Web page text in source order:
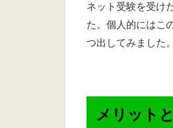
ネット受験を受け
た。個人的にはこ
つ出してみました。
メリット